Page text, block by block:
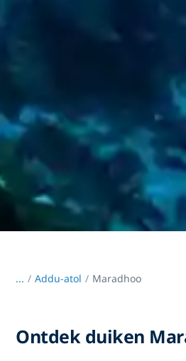
... / Addu-atol Maradhoo
Ontdek duiken